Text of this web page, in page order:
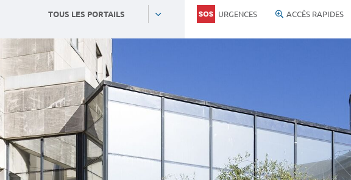
TOUS LES PORTAILS URGENCES ACCÈS RAPIDES